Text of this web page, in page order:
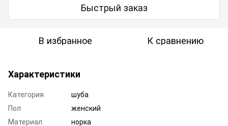
Быстрый заказ
В избранное К сравнению
Характеристики
Категория
шуба
Пол
женский
Материал
норка